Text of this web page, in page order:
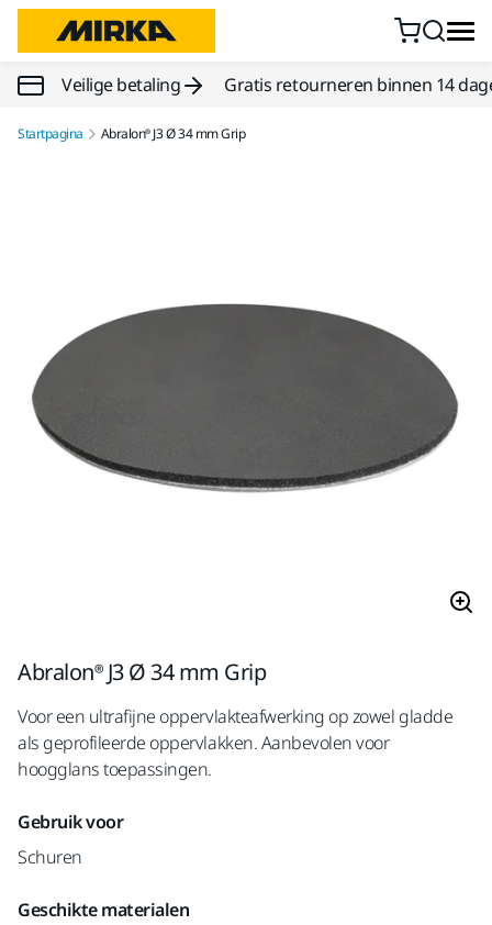
Doorgaan naar inhoud
Veilige betaling Gratis retourneren binnen 14
Startpagina Abralon® J3 Ø 34 mm Grip
Abralon® J3 Ø 34 mm Grip
Voor een ultrafijne oppervlakteafwerking op zowel gladde
als geprofileerde oppervlakken. Aanbevolen voor
hoogglans toepassingen.
Gebruik voor
Schuren
Geschikte materialen